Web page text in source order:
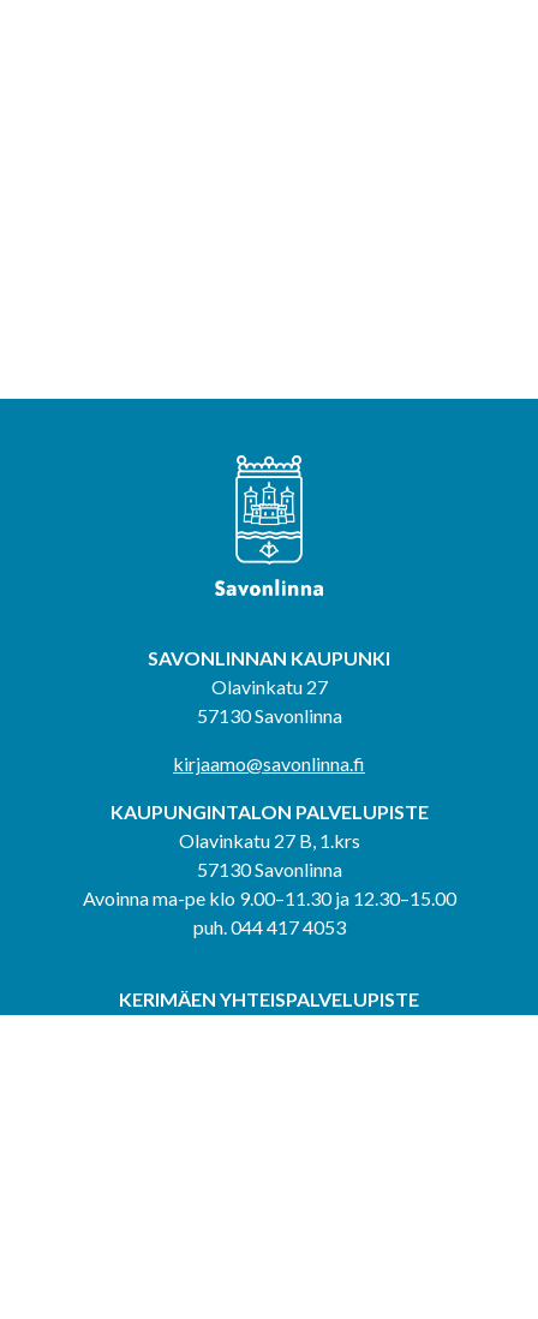
SAVONLINNAN KAUPUNKI
Olavinkatu 27
57130 Savonlinna
kirjaamo@savonlinna.fi
KAUPUNGINTALON PALVELUPISTE
Olavinkatu 27 B, 1.krs
57130 Savonlinna
Avoinna ma-pe klo 9.00–11.30 ja 12.30–15.00
puh. 044 417 4053
KERIMÄEN YHTEISPALVELUPISTE